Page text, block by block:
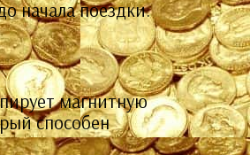
начала поездки.
магнитную
способен